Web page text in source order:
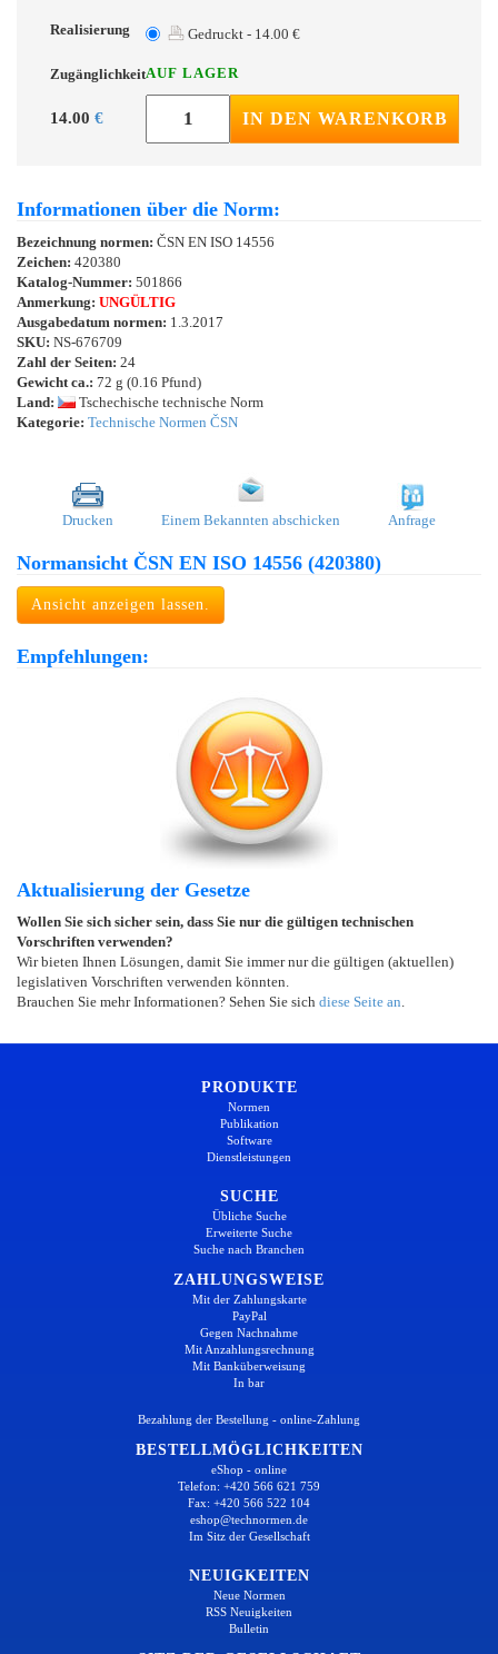
Realisierung Gedruckt - 14.00 €
ZugänglichkeitAUF LAGER
14.00 € IN DEN WARENKORB
Informationen über die Norm:
Bezeichnung normen: ČSN EN ISO 14556
Zeichen: 420380
Katalog-Nummer: 501866
Anmerkung: UNGÜLTIG
Ausgabedatum normen: 1.3.2017
SKU: NS-676709
Zahl der Seiten: 24
Gewicht ca.: 72 g (0.16 Pfund)
Land:
Tschechische technische Norm
Kategorie: Technische Normen ČSN
Drucken Einem Bekannten abschicken Anfrage
Normansicht ČSN EN ISO 14556 (420380)
Ansicht anzeigen lassen.
Empfehlungen:
Aktualisierung der Gesetze
Wollen Sie sich sicher sein, dass Sie nur die gültigen technischen
Vorschriften verwenden?
Wir bieten Ihnen Lösungen, damit Sie immer nur die gültigen (aktuellen)
legislativen Vorschriften verwenden könnten.
Brauchen Sie mehr Informationen? Sehen Sie sich diese Seite an
PRODUKTE
Normen
Publikation
Software
Dienstleistungen
SUCHE
Übliche Suche
Erweiterte Suche
Suche nach Branchen
ZAHLUNGSWEISE
Mit der Zahlungskarte
PayPal
Gegen Nachnahme
Mit Anzahlungsrechnung
Mit Banküberweisung
In bar
Bezahlung der Bestellung - online-Zahlung
BESTELLMÖGLICHKEITEN
eShop - online
Telefon: +420 566 621 759
Fax: +420 566 522 104
eshop@technormen.de
Im Sitz der Gesellschaft
NEUIGKEITEN
Neue Normen
RSS Neuigkeiten
Bulletin